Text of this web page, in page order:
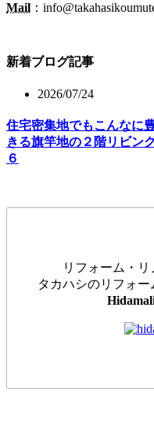
Mail ：
新着ブログ記事
2026/07/24
住宅密集地でもこんなに
きる旗竿地の２階リビン
６
リフォーム・
タカハシのリフォ